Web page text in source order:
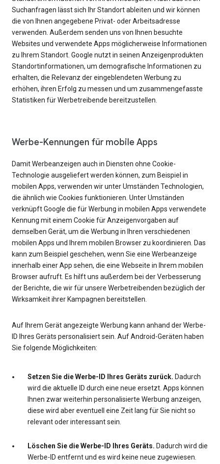
Suchanfragen lässt sich Ihr Standort ableiten und wir können
die von Ihnen angegebene Privat- oder Arbeitsadresse
verwenden. Außerdem senden uns von Ihnen besuchte
Websites und verwendete Apps möglicherweise Informationen
zu Ihrem Standort. Google nutzt in seinen Anzeigenprodukten
Standortinformationen, um demografische Informationen zu
erhalten, die Relevanz der eingeblendeten Werbung zu
erhöhen, ihren Erfolg zu messen und um zusammengefasste
Statistiken für Werbetreibende bereitzustellen.
Werbe-Kennungen für mobile Apps
Damit Werbeanzeigen auch in Diensten ohne Cookie-
Technologie ausgeliefert werden können, zum Beispiel in
mobilen Apps, verwenden wir unter Umständen Technologien,
die ähnlich wie Cookies funktionieren. Unter Umständen
verknüpft Google die für Werbung in mobilen Apps verwendete
Kennung mit einem Cookie für Anzeigenvorgaben auf
demselben Gerät, um die Werbung in Ihren verschiedenen
mobilen Apps und Ihrem mobilen Browser zu koordinieren. Das
kann zum Beispiel geschehen, wenn Sie eine Werbeanzeige
innerhalb einer App sehen, die eine Webseite in Ihrem mobilen
Browser aufruft. Es hilft uns außerdem bei der Verbesserung
der Berichte, die wir für unsere Werbetreibenden bezüglich der
Wirksamkeit ihrer Kampagnen bereitstellen.
Auf Ihrem Gerät angezeigte Werbung kann anhand der Werbe-
ID Ihres Geräts personalisiert sein. Auf Android-Geräten haben
Sie folgende Möglichkeiten:
Setzen Sie die Werbe-ID Ihres Geräts zurück. Dadurch
wird die aktuelle ID durch eine neue ersetzt. Apps können
Ihnen zwar weiterhin personalisierte Werbung anzeigen,
diese wird aber eventuell eine Zeit lang für Sie nicht so
relevant oder interessant sein.
Löschen Sie die Werbe-ID Ihres Geräts. Dadurch wird die
Werbe-ID entfernt und es wird keine neue zugewiesen.